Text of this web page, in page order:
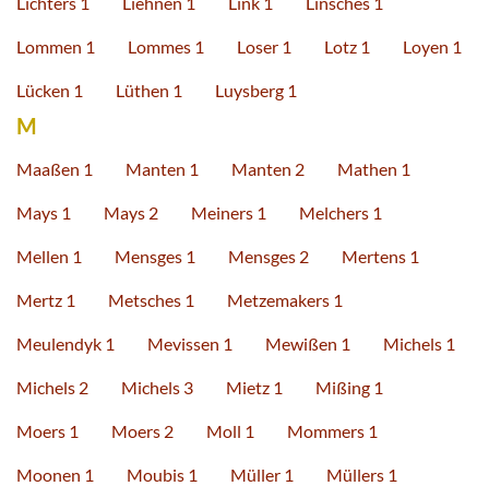
Lommen 1 Lommes 1 Loser 1 Lotz 1 Loyen 1
Lücken 1 Lüthen 1 Luysberg 1
M
Maaßen 1 Manten 1 Manten 2 Mathen 1
Mays 1 Mays 2 Meiners 1 Melchers 1
Mellen 1 Mensges 1 Mensges 2 Mertens 1
Mertz 1 Metsches 1 Metzemakers 1
Meulendyk 1 Mevissen 1 Mewißen 1 Michels 1
Michels 2 Michels 3 Mietz 1 Mißing 1
Moers 1 Moers 2 Moll 1 Mommers 1
Moonen 1 Moubis 1 Müller 1 Müllers 1